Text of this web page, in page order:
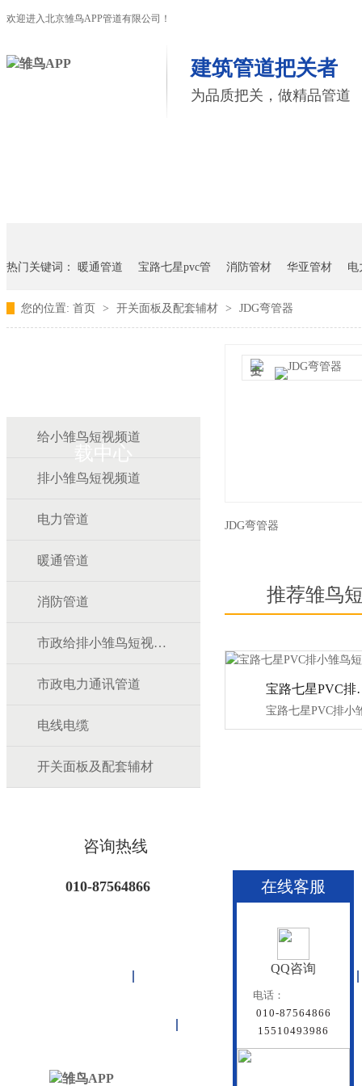
欢迎进入北京雏鸟APP管道有限公司！
建筑管道把关者
为品质把关，做精品管道
热门关键词： 暖通管道 宝路七星pvc管 消防管材 华亚管材 电
您的位置: 首页 > 开关面板及配套辅材 > JDG弯管器
载中心
给小雏鸟短视频道
排小雏鸟短视频道
电力管道
暖通管道
消防管道
市政给排小雏鸟短视频道
市政电力通讯管道
电线电缆
开关面板及配套辅材
咨询热线
010-87564866
JDG弯管器
推荐雏鸟
宝路七
联塑管道
在线客服
QQ咨询
电话：
010-87564866
15510493986